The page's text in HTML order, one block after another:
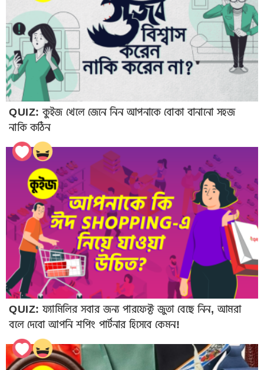
QUIZ: কুইজ খেলে জেনে নিন আপনাকে বোকা বানানো সহজ
নাকি কঠিন
QUIZ: ফ্যামিলির সবার জন্য পারফেক্ট জুতা বেছে নিন, আমরা
বলে দেবো আপনি শপিং পার্টনার হিসেবে কেমন!